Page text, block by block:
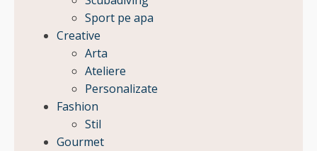
Sport pe apa
Creative
Arta
Ateliere
Personalizate
Fashion
Stil
Gourmet